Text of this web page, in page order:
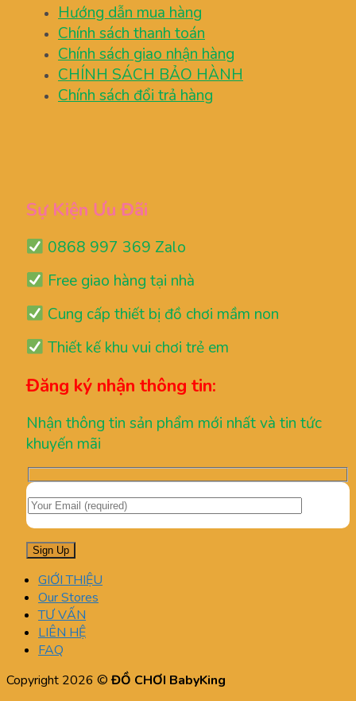
Hướng dẫn mua hàng
Chính sách thanh toán
Chính sách giao nhận hàng
CHÍNH SÁCH BẢO HÀNH
Chính sách đổi trả hàng
Sự Kiện Ưu Đãi
0868 997 369 Zalo
Free giao hàng tại nhà
Cung cấp thiết bị đồ chơi mầm non
Thiết kế khu vui chơi trẻ em
Đăng ký nhận thông tin:
Nhận thông tin sản phẩm mới nhất và tin tức
khuyến mãi
GIỚI THIỆU
Our Stores
TƯ VẤN
LIÊN HỆ
FAQ
Copyright 2026 ©ĐỒ CHƠI BabyKing